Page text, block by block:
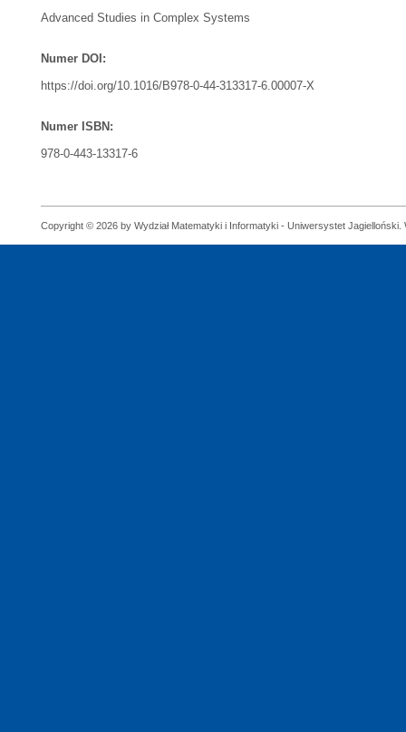
Advanced Studies in Complex Systems
Numer DOI:
https://doi.org/10.1016/B978-0-44-313317-6.00007-X
Numer ISBN:
978-0-443-13317-6
Copyright © 2026 by Wydział Matematyki i Informatyki - Uniwersystet